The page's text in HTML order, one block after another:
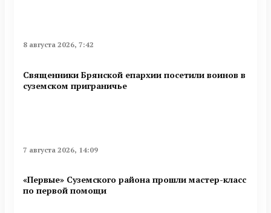
8 августа 2026, 7:42
Священники Брянской епархии посетили воинов в
суземском приграничье
7 августа 2026, 14:09
«Первые» Суземского района прошли мастер-класс
по первой помощи